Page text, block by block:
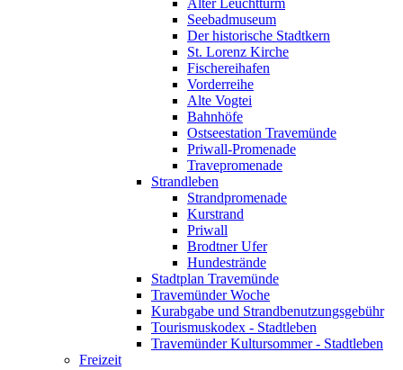
Alter Leuchtturm
Seebadmuseum
Der historische Stadtkern
St. Lorenz Kirche
Fischereihafen
Vorderreihe
Alte Vogtei
Bahnhöfe
Ostseestation Travemünde
Priwall-Promenade
Travepromenade
Strandleben
Strandpromenade
Kurstrand
Priwall
Brodtner Ufer
Hundestrände
Stadtplan Travemünde
Travemünder Woche
Kurabgabe und Strandbenutzungsgebühr
Tourismuskodex - Stadtleben
Travemünder Kultursommer - Stadtleben
Freizeit